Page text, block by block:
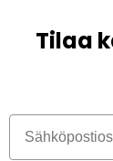
Tilaa